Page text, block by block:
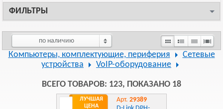
ФИЛЬТРЫ
по наличию
Компьютеры, комплектующие, периферия
Сетевые
устройства
VoIP-оборудование
ВСЕГО ТОВАРОВ: 123, ПОКАЗАНО 18
ЛУЧШАЯ
ЦЕНА
Арт. 29389